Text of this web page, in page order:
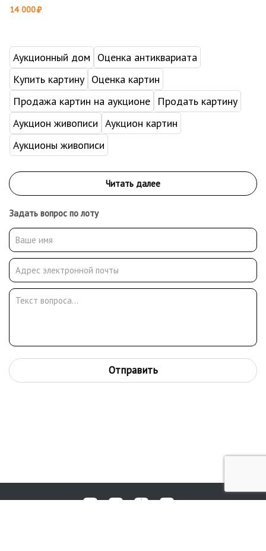
14 000
Аукционный дом
Оценка антиквариата
Купить картину Оценка картин
Продажа картин на аукционе
Продать картину
Аукцион живописи Аукцион картин
Аукционы живописи
Задать вопрос по лоту
Отправить